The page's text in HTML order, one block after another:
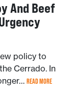
And Beef
policy to
Cerrado. In
READ MORE